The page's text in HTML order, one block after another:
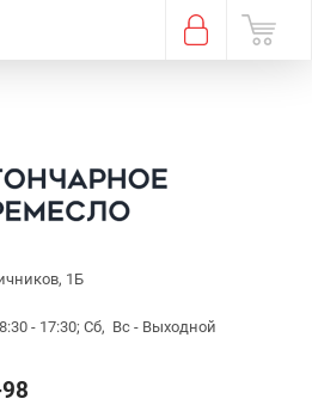
1Б
- 17:30; Сб, Вс - Выходной